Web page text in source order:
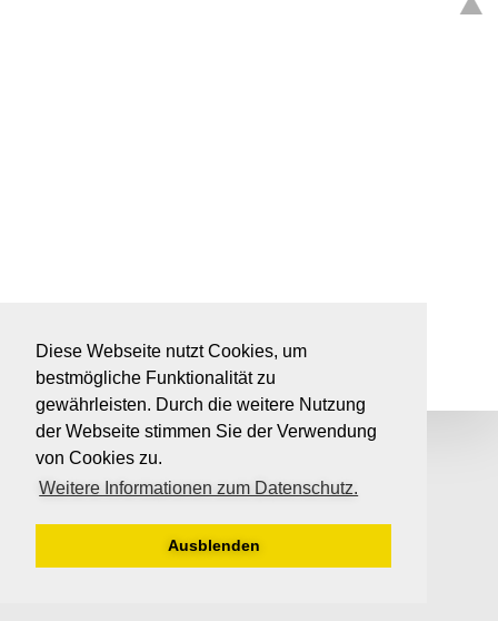
Diese Webseite nutzt Cookies, um
bestmögliche Funktionalität zu
gewährleisten. Durch die weitere Nutzung
der Webseite stimmen Sie der Verwendung
von Cookies zu.
Weitere Informationen zum Datenschutz.
Ausblenden